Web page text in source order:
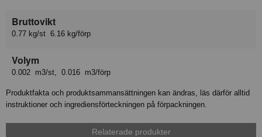
Bruttovikt
0.77 kg/st 6.16 kg/förp
Volym
0.002 m3/st, 0.016 m3/förp
Produktfakta och produktsammansättningen kan ändras, läs därför alltid
instruktioner och ingrediensförteckningen på förpackningen.
Relaterade produkter